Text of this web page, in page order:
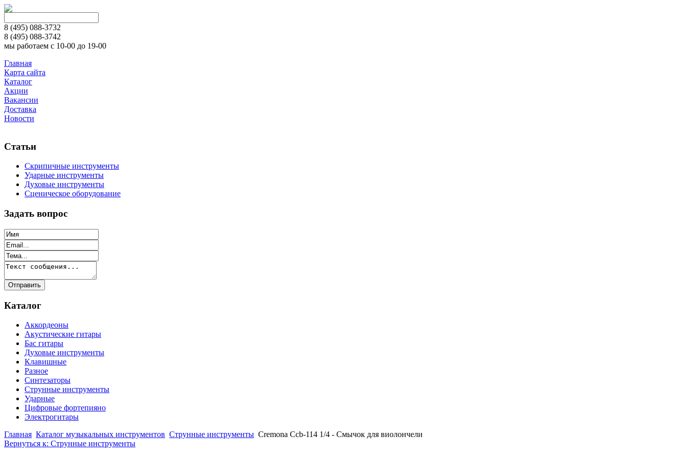
8 (495) 088-3732
8 (495) 088-3742
мы работаем с 10-00 до 19-00
Главная
Карта сайта
Каталог
Акции
Вакансии
Доставка
Новости
Статьи
Скрипичные инструменты
Ударные инструменты
Духовые инструменты
Сценическое оборудование
Задать вопрос
Каталог
Аккордеоны
Акустические гитары
Бас гитары
Духовые инструменты
Клавишные
Разное
Синтезаторы
Струнные инструменты
Ударные
Цифровые фортепияно
Электрогитары
Главная Каталог музыкальных инструментов Струнные инструменты Cremona Ccb-114 1/4 - Смычок для виолончели
Вернуться к: Струнные инструменты